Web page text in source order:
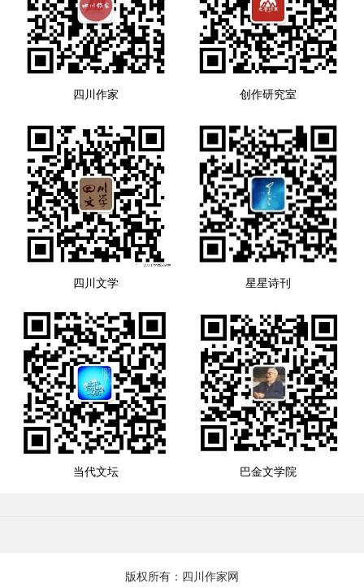
四川作家 创作研究室
四川文学 星星诗刊
当代文坛 巴金文学院
版权所有：四川作家网